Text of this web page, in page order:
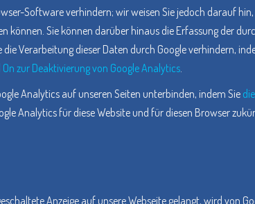
Software verhindern; wir weisen Sie jedoch darauf hin,
Sie können darüber hinaus die Erfassung der
Verarbeitung dieser Daten durch Google verhindern,
zur Deaktivierung von Google Analytics.
Analytics auf unseren Seiten unterbinden, indem Sie
Analytics für diese Website und für diesen Browser
Anzeige auf unsere Webseite gelangt, wird von